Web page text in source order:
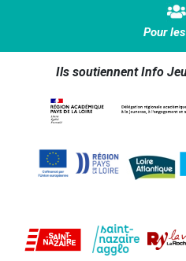
Pour
Ils soutiennent Info